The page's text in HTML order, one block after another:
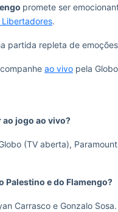
promete ser
Libertadores.
partida repleta de
ao vivo pela
ao jogo ao vivo?
(TV aberta),
Palestino e do Flamengo?
Carrasco e Gonzalo